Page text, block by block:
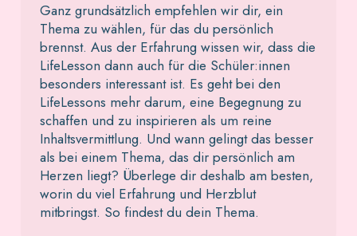
Ganz grundsätzlich empfehlen wir dir, ein
Thema zu wählen, für das du persönlich
brennst. Aus der Erfahrung wissen wir, dass die
LifeLesson dann auch für die Schüler:innen
besonders interessant ist. Es geht bei den
LifeLessons mehr darum, eine Begegnung zu
schaffen und zu inspirieren als um reine
Inhaltsvermittlung. Und wann gelingt das besser
als bei einem Thema, das dir persönlich am
Herzen liegt? Überlege dir deshalb am besten,
worin du viel Erfahrung und Herzblut
mitbringst. So findest du dein Thema.